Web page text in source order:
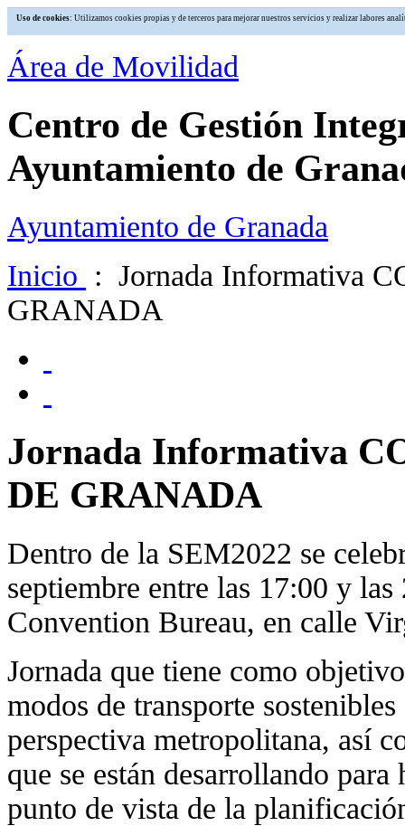
Uso de cookies: Utilizamos cookies propias y de terceros para mejorar nuestros servicios y realizar labores
Área de Movilidad
Centro de Gestión
Ayuntamiento de
Ayuntamiento de Granada
Inicio : Jornada Informativa
GRANADA
Jornada Informativa
DE GRANADA
Dentro de la SEM2022 se
septiembre entre las 17:00 y
Convention Bureau, en calle
Jornada que tiene como
modos de transporte
perspectiva metropolitana, así
que se están desarrollando
punto de vista de la